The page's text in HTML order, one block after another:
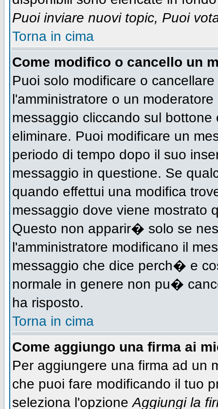
Puoi inviare nuovi topic, Puoi
Torna in cima
Come modifico o cancello un
Puoi solo modificare o
l'amministratore o un
messaggio cliccando sul
eliminare. Puoi modificare un
periodo di tempo dopo il suo
messaggio in questione. Se
quando effettui una modifica
messaggio dove viene mostrato
Questo non apparir� solo se
l'amministratore modificano il
messaggio che dice perch� e
normale in genere non pu�
ha risposto.
Torna in cima
Come aggiungo una firma ai
Per aggiungere una firma ad un
che puoi fare modificando il tuo
seleziona l'opzioneAggiungi la